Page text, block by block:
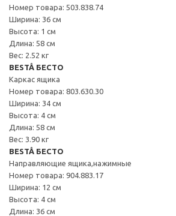
Номер товара: 503.838.74
Ширина: 36 см
Высота: 1 см
Длина: 58 см
Вес: 2.52 кг
BESTÅ БЕСТО
Каркас ящика
Номер товара: 803.630.30
Ширина: 34 см
Высота: 4 см
Длина: 58 см
Вес: 3.90 кг
BESTÅ БЕСТО
Направляющие ящика,нажимные
Номер товара: 904.883.17
Ширина: 12 см
Высота: 4 см
Длина: 36 см